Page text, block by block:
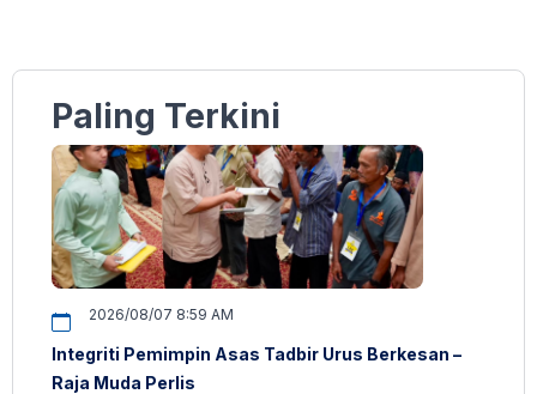
Paling Terkini
2026/08/07 8:59 AM
Integriti Pemimpin Asas Tadbir Urus Berkesan –
Raja Muda Perlis